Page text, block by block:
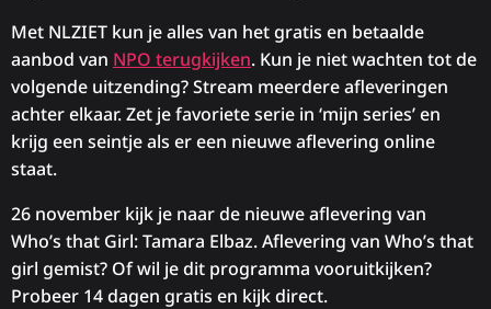
Met NLZIET kun je alles van het gratis en betaalde
aanbod van NPO terugkijken. Kun je niet wachten tot de
volgende uitzending? Stream meerdere afleveringen
achter elkaar. Zet je favoriete serie in ‘mijn series’ en
krijg een seintje als er een nieuwe aflevering online
staat.
26 november kijk je naar de nieuwe aflevering van
Who’s that Girl: Tamara Elbaz. Aflevering van Who’s that
girl gemist? Of wil je dit programma vooruitkijken?
Probeer 14 dagen gratis en kijk direct.